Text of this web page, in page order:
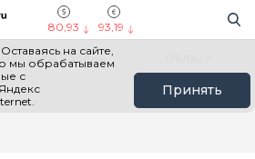
80,93 93,19
Оставаясь на сайте,
мы обрабатываем
с
Принять
Новости России